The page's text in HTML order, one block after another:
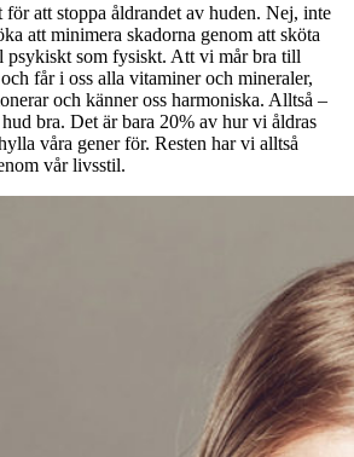
för att stoppa åldrandet av huden. Nej, inte
att minimera skadorna genom att sköta
psykiskt som fysiskt. Att vi mår bra till
får i oss alla vitaminer och mineraler,
och känner oss harmoniska. Alltså –
bra. Det är bara 20% av hur vi åldras
våra gener för. Resten har vi alltså
vår livsstil.